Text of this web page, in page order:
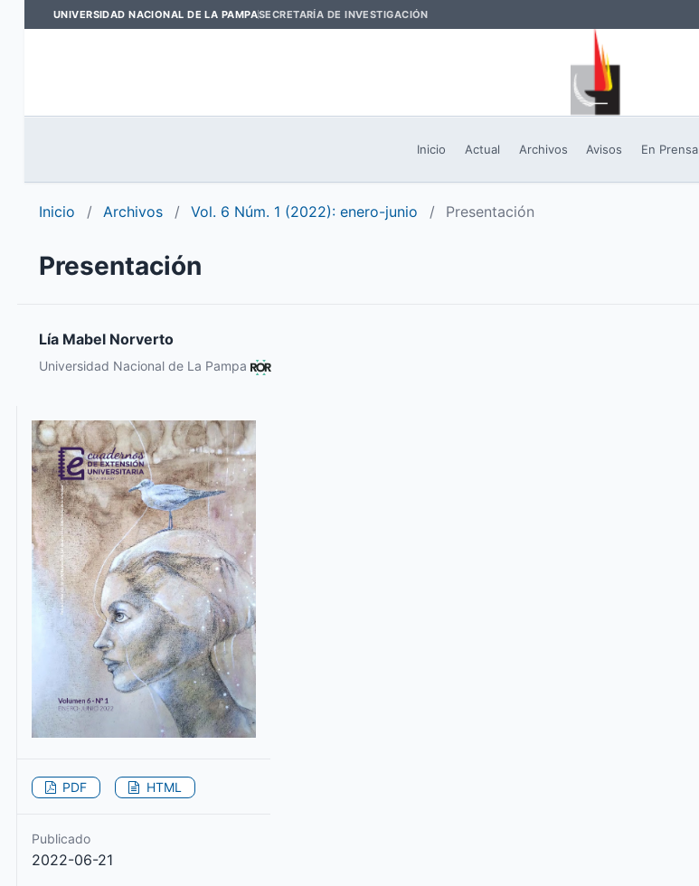
UNIVERSIDAD NACIONAL DE LA PAMPASECRETARÍA DE INVESTIGACIÓN
Inicio Actual Archivos Avisos En Prensa
Inicio / Archivos / Vol. 6 Núm. 1 (2022): enero-junio / Presentación
Presentación
Lía Mabel Norverto
Universidad Nacional de La Pampa
PDF HTML
Publicado
2022-06-21